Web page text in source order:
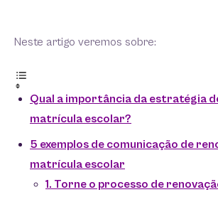
Neste artigo veremos sobre:
Qual a importância da estratégia
matrícula escolar?
5 exemplos de comunicação de
matrícula escolar
1. Torne o processo de